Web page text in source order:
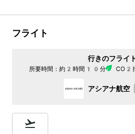
フライト
行きのフライ
所要時間： 約2時間10分 CO2
アシアナ航空